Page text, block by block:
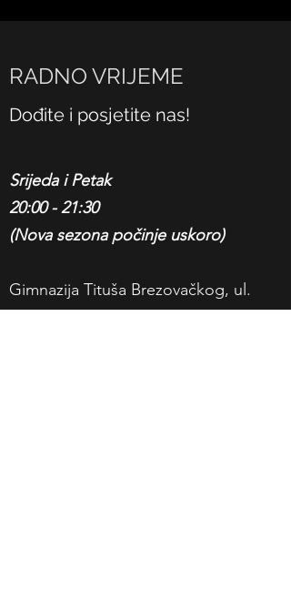
RADNO VRIJEME
Dođite i posjetite nas!
Srijeda i Petak
20:00 - 21:30
(Nova sezona počinje uskoro)
Gimnazija Tituša Brezovačkog, ul.